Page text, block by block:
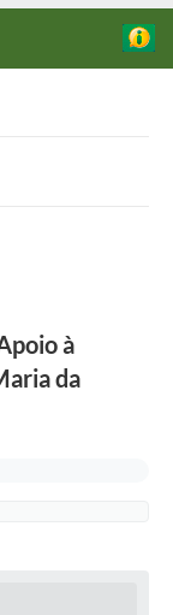
à
da